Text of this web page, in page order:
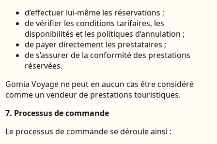
d’effectuer lui-même les réservations ;
de vérifier les conditions tarifaires, les
disponibilités et les politiques d’annulation ;
de payer directement les prestataires ;
de s’assurer de la conformité des prestations
réservées.
Gomia Voyage ne peut en aucun cas être considéré
comme un vendeur de prestations touristiques.
7. Processus de commande
Le processus de commande se déroule ainsi :